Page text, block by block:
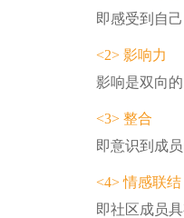
即感受到自
<2> 影响力
影响是双向
<3> 整合
即意识到成
<4> 情感联结
即社区成员